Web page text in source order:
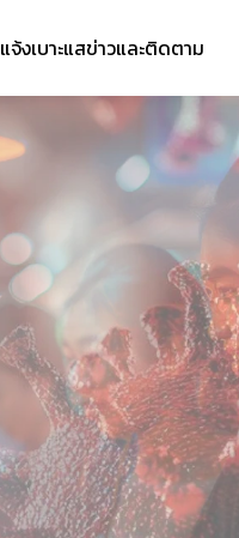
แจ้งเบาะแสข่าวและติดตาม